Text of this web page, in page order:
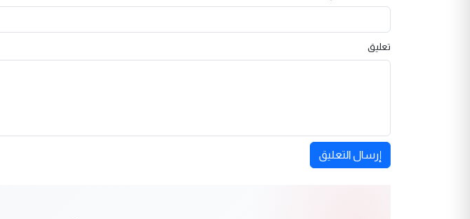
تعليق
إرسال التعليق